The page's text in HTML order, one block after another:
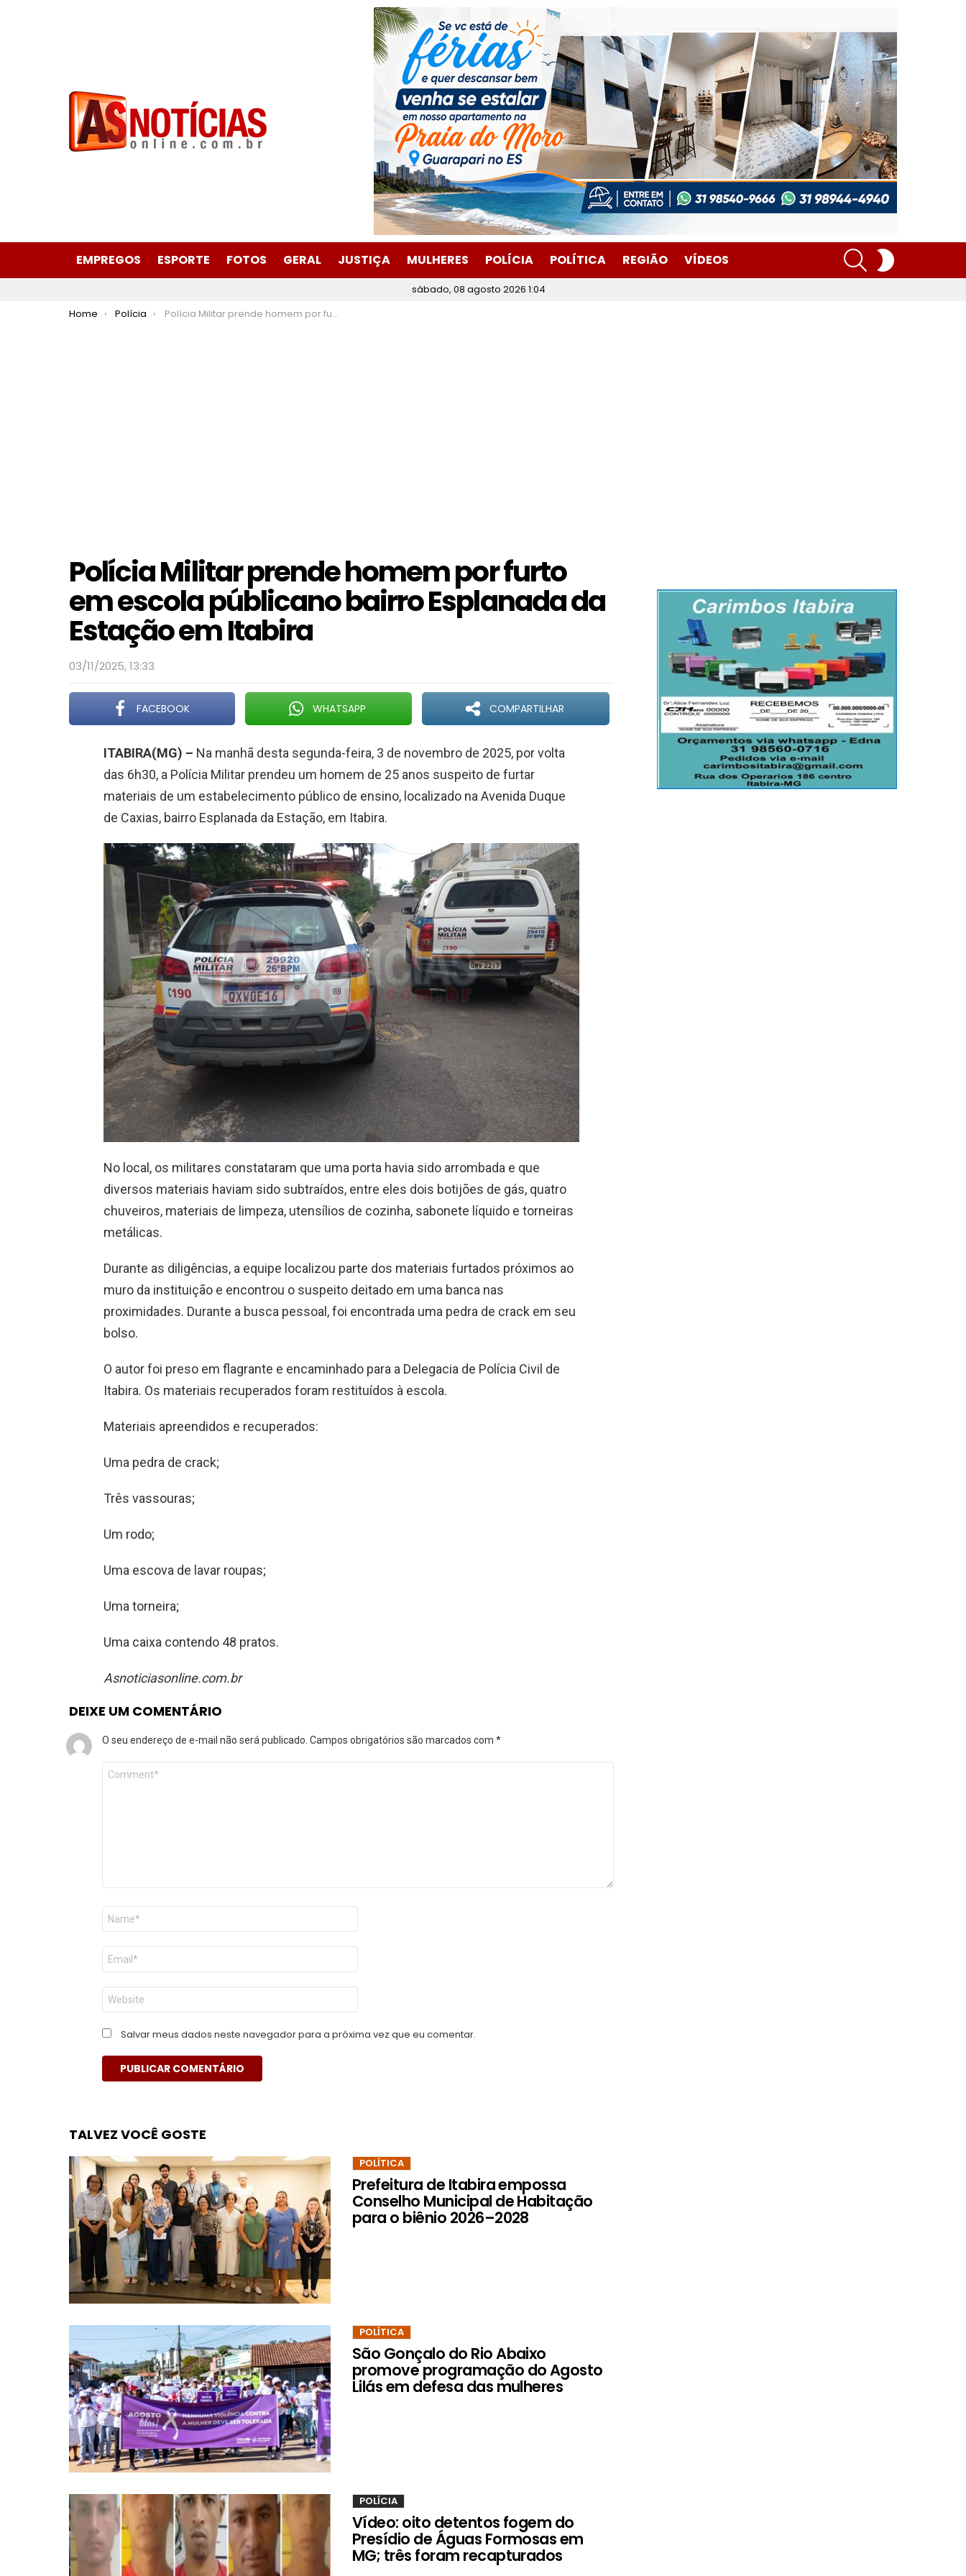
EMPREGOS ESPORTE FOTOS GERAL JUSTIÇA MULHERES POLÍCIA POLÍTICA REGIÃO VÍDEOS
SEARCH
sábado, 08 agosto 2026 1:04
You are here:
Home Polícia Polícia Militar prende homem por furto em escola públicano bairro Esplanada da Estação em Itabira
Polícia Militar prende homem por furto
em escola públicano bairro Esplanada da
Estação em Itabira
03/11/2025, 13:33
FACEBOOK WHATSAPP COMPARTILHAR
ITABIRA(MG) – Na manhã desta segunda-feira, 3 de novembro de 2025, por volta
das 6h30, a Polícia Militar prendeu um homem de 25 anos suspeito de furtar
materiais de um estabelecimento público de ensino, localizado na Avenida Duque
de Caxias, bairro Esplanada da Estação, em Itabira.
No local, os militares constataram que uma porta havia sido arrombada e que
diversos materiais haviam sido subtraídos, entre eles dois botijões de gás, quatro
chuveiros, materiais de limpeza, utensílios de cozinha, sabonete líquido e torneiras
metálicas.
Durante as diligências, a equipe localizou parte dos materiais furtados próximos ao
muro da instituição e encontrou o suspeito deitado em uma banca nas
proximidades. Durante a busca pessoal, foi encontrada uma pedra de crack em seu
bolso.
O autor foi preso em flagrante e encaminhado para a Delegacia de Polícia Civil de
Itabira. Os materiais recuperados foram restituídos à escola.
Materiais apreendidos e recuperados:
Uma pedra de crack;
Três vassouras;
Um rodo;
Uma escova de lavar roupas;
Uma torneira;
Uma caixa contendo 48 pratos.
Asnoticiasonline.com.br
DEIXE UM COMENTÁRIO
O seu endereço de e-mail não será publicado. Campos obrigatórios são marcados com *
Comentário
Nome
E-
mail
*
Site
Salvar meus dados neste navegador para a próxima vez que eu comentar.
TALVEZ VOCÊ GOSTE
POLÍTICA
Prefeitura de Itabira empossa
Conselho Municipal de Habitação
para o biênio 2026–2028
POLÍTICA
São Gonçalo do Rio Abaixo
promove programação do Agosto
Lilás em defesa das mulheres
POLÍCIA
Vídeo: oito detentos fogem do
Presídio de Águas Formosas em
MG; três foram recapturados